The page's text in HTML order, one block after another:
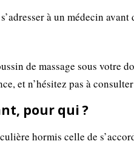
à un médecin
de massage sous votre
et n’hésitez pas à
pour qui ?
hormis celle de